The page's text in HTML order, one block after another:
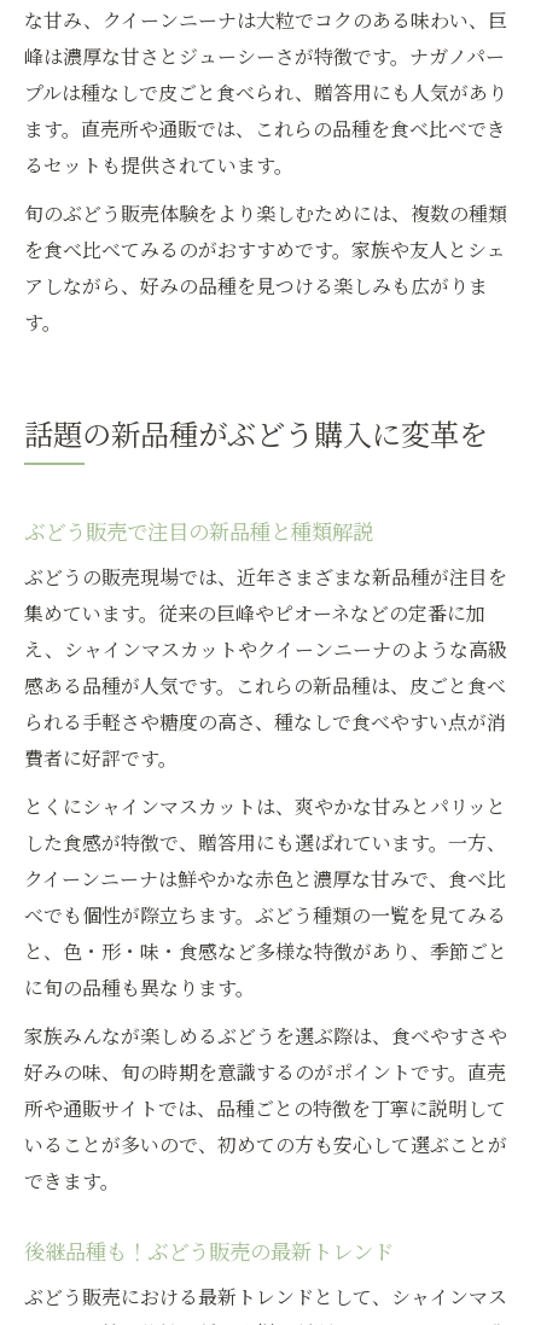
な甘み、クイーンニーナは大粒でコクのある味わい、巨
峰は濃厚な甘さとジューシーさが特徴です。ナガノパー
プルは種なしで皮ごと食べられ、贈答用にも人気があり
ます。直売所や通販では、これらの品種を食べ比べでき
るセットも提供されています。
旬のぶどう販売体験をより楽しむためには、複数の種類
を食べ比べてみるのがおすすめです。家族や友人とシェ
アしながら、好みの品種を見つける楽しみも広がりま
す。
話題の新品種がぶどう購入に変革を
ぶどう販売で注目の新品種と種類解説
ぶどうの販売現場では、近年さまざまな新品種が注目を
集めています。従来の巨峰やピオーネなどの定番に加
え、シャインマスカットやクイーンニーナのような高級
感ある品種が人気です。これらの新品種は、皮ごと食べ
られる手軽さや糖度の高さ、種なしで食べやすい点が消
費者に好評です。
とくにシャインマスカットは、爽やかな甘みとパリッと
した食感が特徴で、贈答用にも選ばれています。一方、
クイーンニーナは鮮やかな赤色と濃厚な甘みで、食べ比
べでも個性が際立ちます。ぶどう種類の一覧を見てみる
と、色・形・味・食感など多様な特徴があり、季節ごと
に旬の品種も異なります。
家族みんなが楽しめるぶどうを選ぶ際は、食べやすさや
好みの味、旬の時期を意識するのがポイントです。直売
所や通販サイトでは、品種ごとの特徴を丁寧に説明して
いることが多いので、初めての方も安心して選ぶことが
できます。
後継品種も！ぶどう販売の最新トレンド
ぶどう販売における最新トレンドとして、シャインマス